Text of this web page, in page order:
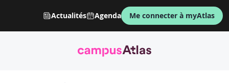
Actualités Agenda Me connecter à myAtlas